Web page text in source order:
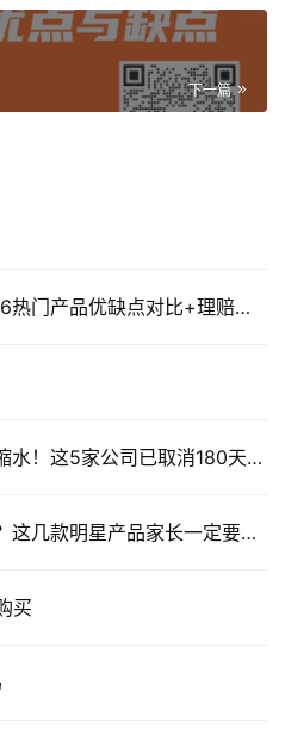
下一篇
对比+理赔规则详解，家长必看避坑指南
司已取消180天限制，投保必看避坑指南
几款明星产品家长一定要了解
买